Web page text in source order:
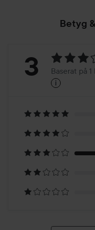
Betyg
på
1
betyg
3 Baserat på
i